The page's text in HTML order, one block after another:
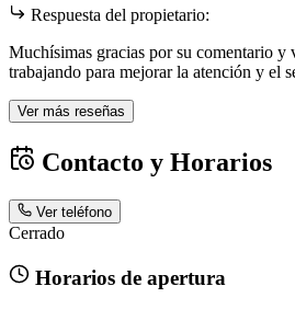
Respuesta del propietario:
Muchísimas gracias por su comentario y
trabajando para mejorar la atención y el
Ver más reseñas
Contacto y Horarios
Ver teléfono
Cerrado
Horarios de apertura